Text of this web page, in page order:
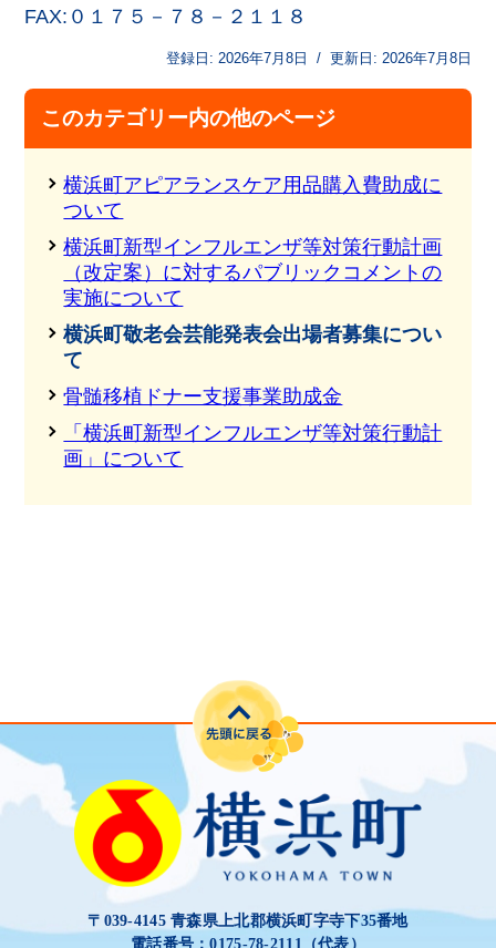
FAX:０１７５－７８－２１１８
登録日: 2026年7月8日 / 更新日: 2026年7月8日
このカテゴリー内の他のページ
横浜町アピアランスケア用品購入費助成に
ついて
横浜町新型インフルエンザ等対策行動計画
（改定案）に対するパブリックコメントの
実施について
横浜町敬老会芸能発表会出場者募集につい
て
骨髄移植ドナー支援事業助成金
「横浜町新型インフルエンザ等対策行動計
画」について
〒039-4145 青森県上北郡横浜町字寺下35番地
電話番号：0175-78-2111（代表）